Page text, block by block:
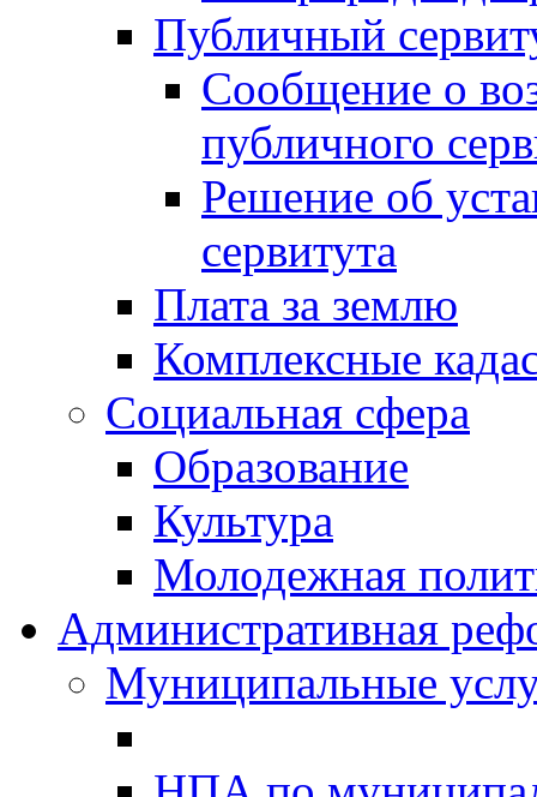
Публичный
Сообщение о
публичного
Решение об
сервитута
Плата за землю
Комплексные
Социальная сфера
Образование
Культура
Молодежная
Административная
Муниципальные